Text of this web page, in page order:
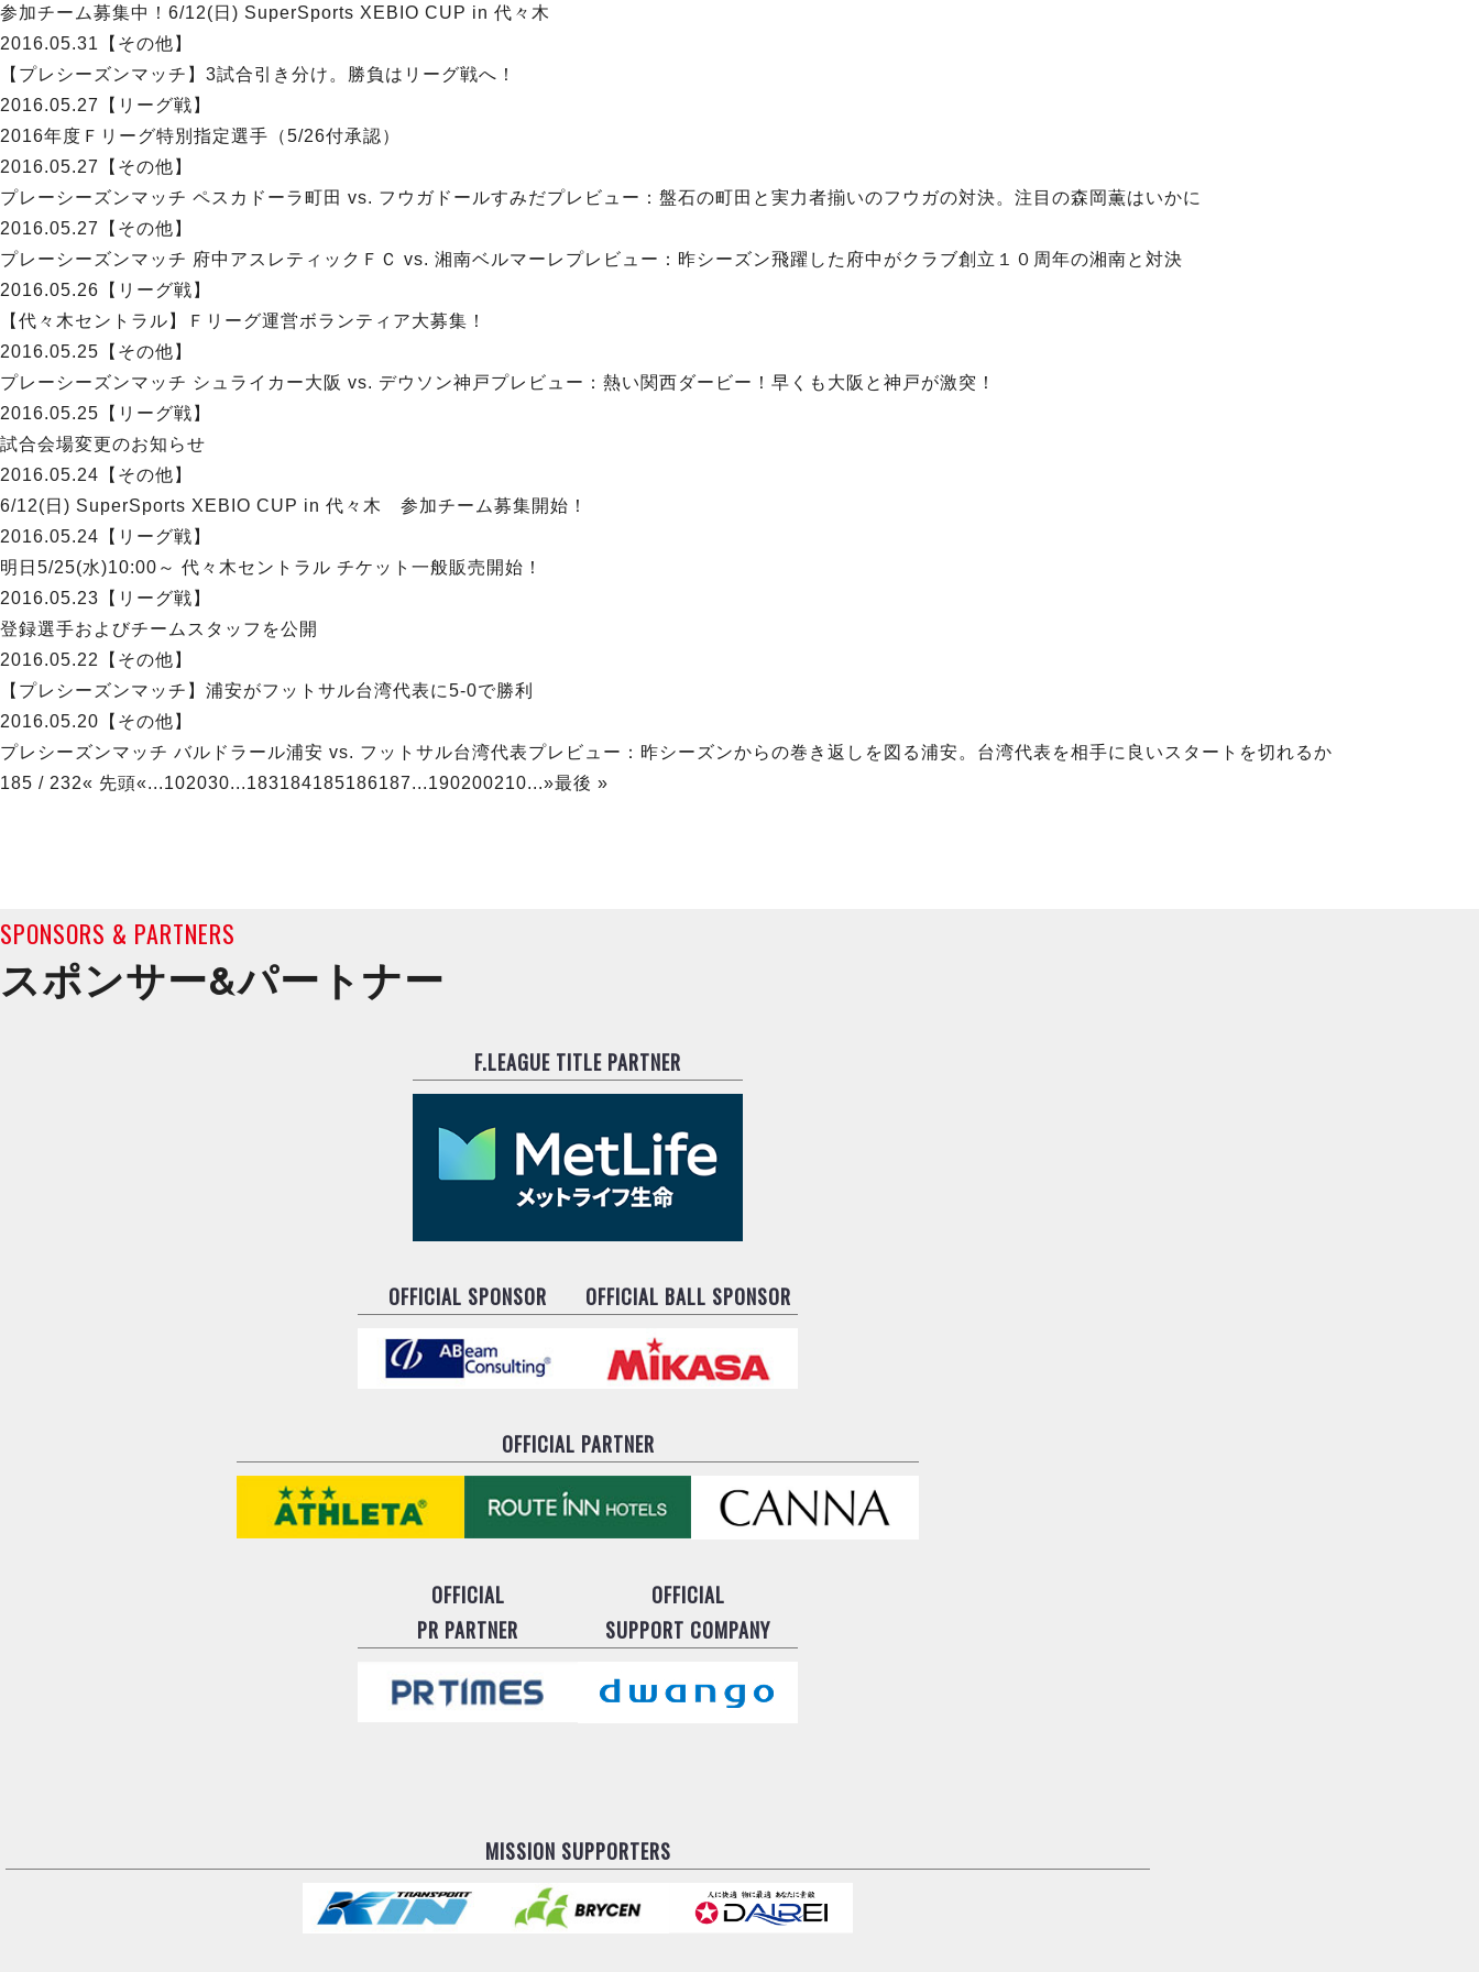
参加チーム募集中！6/12(日) SuperSports XEBIO CUP in 代々木
2016.05.31
【その他】
【プレシーズンマッチ】3試合引き分け。勝負はリーグ戦へ！
2016.05.27
【リーグ戦】
2016年度Ｆリーグ特別指定選手（5/26付承認）
2016.05.27
【その他】
プレーシーズンマッチ ペスカドーラ町田 vs. フウガドールすみだプレビュー：盤石の町田と実力者揃いのフウガの対決。注目の森岡薫はいかに
2016.05.27
【その他】
プレーシーズンマッチ 府中アスレティックＦＣ vs. 湘南ベルマーレプレビュー：昨シーズン飛躍した府中がクラブ創立１０周年の湘南と対決
2016.05.26 【リーグ戦】
【代々木セントラル】Ｆリーグ運営ボランティア大募集！
2016.05.25 【その他】
プレーシーズンマッチ シュライカー大阪 vs. デウソン神戸プレビュー：熱い関西ダービー！早くも大阪と神戸が激突！
2016.05.25 【リーグ戦】
試合会場変更のお知らせ
2016.05.24 【その他】
6/12(日) SuperSports XEBIO CUP in 代々木 参加チーム募集開始！
2016.05.24 【リーグ戦】
明日5/25(水)10:00～ 代々木セントラル チケット一般販売開始！
2016.05.23 【リーグ戦】
登録選手およびチームスタッフを公開
2016.05.22
【その他】
【プレシーズンマッチ】浦安がフットサル台湾代表に5-0で勝利
2016.05.20 【その他】
プレシーズンマッチ バルドラール浦安 vs. フットサル台湾代表プレビュー：昨シーズンからの巻き返しを図る浦安。台湾代表を相手に良いスタートを切れるか
185 / 232« 先頭«...102030...183184185186187...190200210...»最後 »
SPONSORS & PARTNERS
スポンサー&パートナー
F.LEAGUE TITLE PARTNER
OFFICIAL SPONSOR OFFICIAL BALL SPONSOR
OFFICIAL PARTNER
OFFICIAL
PR PARTNER
OFFICIAL
SUPPORT COMPANY
MISSION SUPPORTERS